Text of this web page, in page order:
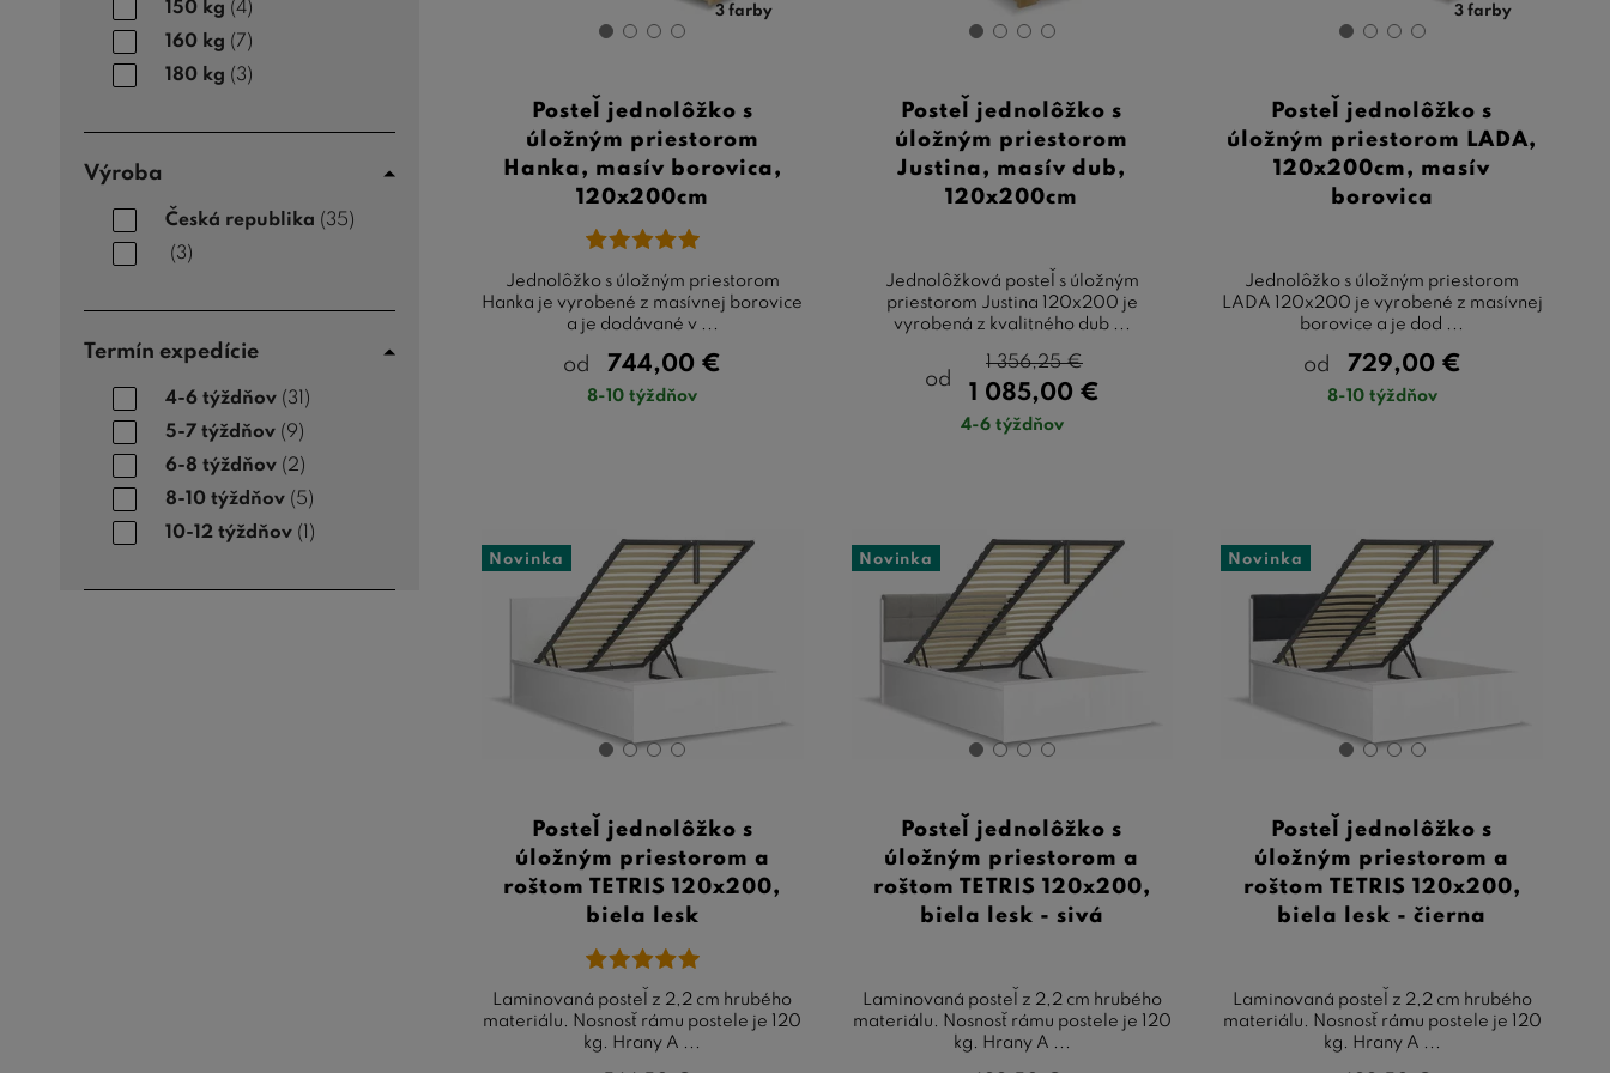
150 kg (4)
160 kg (7)
180 kg (3)
Výroba
Česká republika (35)
(3)
Termín expedície
4-6 týždňov (31)
5-7 týždňov (9)
6-8 týždňov (2)
8-10 týždňov (5)
10-12 týždňov (1)
3 farby
Posteľ jednolôžko s
úložným priestorom
Hanka, masív borovica,
120x200cm
Jednolôžko s úložným priestorom
Hanka je vyrobené z masívnej borovice
a je dodávané v ...
od 744,00 €
8-10 týždňov
Posteľ jednolôžko s
úložným priestorom
Justina, masív dub,
120x200cm
Jednolôžková posteľ s úložným
priestorom Justina 120x200 je
vyrobená z kvalitného dub ...
od
1 085,00 €
1 356,25€
4-6 týždňov
3 farby
Posteľ jednolôžko s
úložným priestorom LADA,
120x200cm, masív
borovica
Jednolôžko s úložným priestorom
LADA 120x200 je vyrobené z masívnej
borovice a je dod ...
od 729,00 €
8-10 týždňov
Novinka
Posteľ jednolôžko s
úložným priestorom a
roštom TETRIS 120x200,
biela lesk
Laminovaná posteľ z 2,2 cm hrubého
materiálu. Nosnosť rámu postele je 120
kg. Hrany A ...
Novinka
Posteľ jednolôžko s
úložným priestorom a
roštom TETRIS 120x200,
biela lesk - sivá
Laminovaná posteľ z 2,2 cm hrubého
materiálu. Nosnosť rámu postele je 120
kg. Hrany A ...
Novinka
Posteľ jednolôžko s
úložným priestorom a
roštom TETRIS 120x200,
biela lesk - čierna
Laminovaná posteľ z 2,2 cm hrubého
materiálu. Nosnosť rámu postele je 120
kg. Hrany A ...